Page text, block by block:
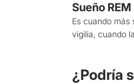
Sueño REM
Es cuando más
vigilia, cuando
¿Podría